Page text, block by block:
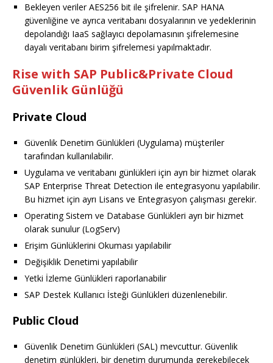
Bekleyen veriler AES256 bit ile şifrelenir. SAP HANA
güvenliğine ve ayrıca veritabanı dosyalarının ve yedeklerinin
depolandığı IaaS sağlayıcı depolamasının şifrelemesine
dayalı veritabanı birim şifrelemesi yapılmaktadır.
Rise with SAP Public&Private Cloud
Güvenlik Günlüğü
Private Cloud
Güvenlik Denetim Günlükleri (Uygulama) müşteriler
tarafından kullanılabilir.
Uygulama ve veritabanı günlükleri için ayrı bir hizmet olarak
SAP Enterprise Threat Detection ile entegrasyonu yapılabilir.
Bu hizmet için ayrı Lisans ve Entegrasyon çalışması gerekir.
Operating Sistem ve Database Günlükleri ayrı bir hizmet
olarak sunulur (LogServ)
Erişim Günlüklerini Okuması yapılabilir
Değişiklik Denetimi yapılabilir
Yetki İzleme Günlükleri raporlanabilir
SAP Destek Kullanıcı İsteği Günlükleri düzenlenebilir.
Public Cloud
Güvenlik Denetim Günlükleri (SAL) mevcuttur. Güvenlik
denetim günlükleri, bir denetim durumunda gerekebilecek